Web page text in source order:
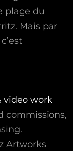
plage du
Mais par
video work
commissions,
Artworks